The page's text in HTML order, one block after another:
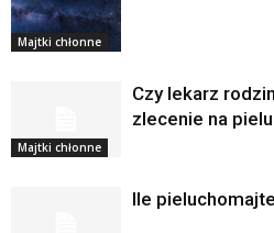
Majtki chłonne
Majtki chłonne
Czy lekarz
zlecenie na
Ile